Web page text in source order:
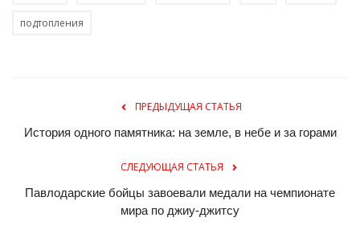
подтопления
ПРЕДЫДУЩАЯ СТАТЬЯ
История одного памятника: на земле, в небе и за горами
СЛЕДУЮЩАЯ СТАТЬЯ
Павлодарские бойцы завоевали медали на чемпионате
мира по джиу-джитсу